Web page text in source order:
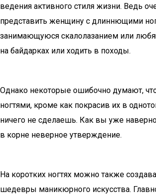
ведения активного стиля жизни. Ведь
представить женщину с длиннющими
занимающуюся скалолазанием или
на байдарках или ходить в походы.
Однако некоторые ошибочно думают,
ногтями, кроме как покрасив их в
ничего не сделаешь. Как вы уже
в корне неверное утверждение.
На коротких ногтях можно также
шедевры маникюрного искусства.